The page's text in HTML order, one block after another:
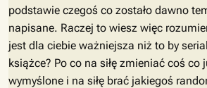
podstawie czegoś co zostało dawno
napisane. Raczej to wiesz więc
jest dla ciebie ważniejsza niż to by
książce? Po co na siłę zmieniać coś co
wymyślone i na siłę brać jakiegoś